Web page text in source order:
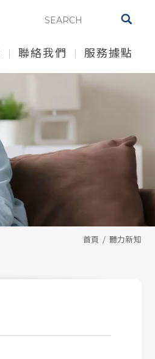
聯絡我們 服務據點
首頁 聽力新知